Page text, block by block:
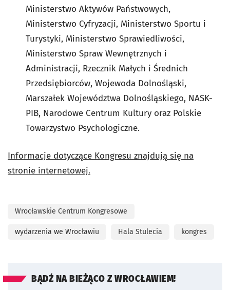
Ministerstwo Aktywów Państwowych,
Ministerstwo Cyfryzacji, Ministerstwo Sportu i
Turystyki, Ministerstwo Sprawiedliwości,
Ministerstwo Spraw Wewnętrznych i
Administracji, Rzecznik Małych i Średnich
Przedsiębiorców, Wojewoda Dolnośląski,
Marszałek Województwa Dolnośląskiego, NASK-
PIB, Narodowe Centrum Kultury oraz Polskie
Towarzystwo Psychologiczne.
Informacje dotyczące Kongresu znajdują się na
stronie internetowej.
Wrocławskie Centrum Kongresowe
wydarzenia we Wrocławiu Hala Stulecia kongres
BĄDŹ NA BIEŻĄCO Z WROCŁAWIEM!